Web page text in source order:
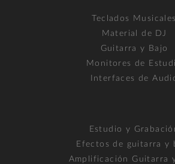
Teclados Musicales
Material de DJ
Guitarra y Bajo
Monitores de
Interfaces de
Estudio y
Efectos de guitarra y
Amplificación Guitarra